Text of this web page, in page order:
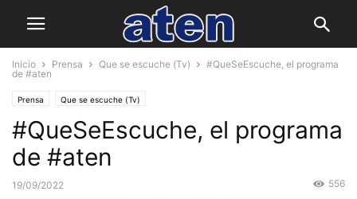
Inicio Prensa Que se escuche (Tv)
#QueSeEscuche, el programa
de #aten
Prensa Que se escuche (Tv)
#QueSeEscuche, el programa
de #aten
19/09/2022 556